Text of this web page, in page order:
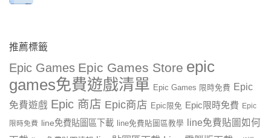
推薦標籤
Epic Games Epic Games Store epic
games免費遊戲清單 Epic Games 限時免費 Epic
免費遊戲 Epic 商店 Epic商店 Epic限免 Epic限時免費 Epic
限時免費 line免費貼圖區下載 line免費貼圖區教學
line免費貼圖如何